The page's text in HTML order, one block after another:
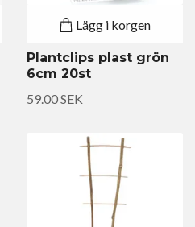
Lägg i korgen
Plantclips plast grön
6cm 20st
59.00 SEK